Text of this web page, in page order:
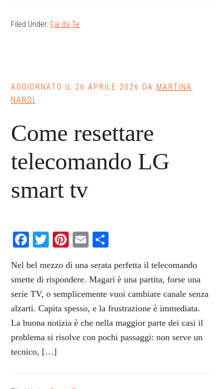
Filed Under: Fai da Te
AGGIORNATO IL 26 APRILE 2026 DA MARTINA
NARDI
Come resettare
telecomando LG
smart tv​​
Facebook
TwitterPinterest
Email
Nel bel mezzo di una serata perfetta il telecomando
smette di rispondere. Magari è una partita, forse una
serie TV, o semplicemente vuoi cambiare canale senza
alzarti. Capita spesso, e la frustrazione è immediata.
La buona notizia è che nella maggior parte dei casi il
problema si risolve con pochi passaggi: non serve un
tecnico, […]